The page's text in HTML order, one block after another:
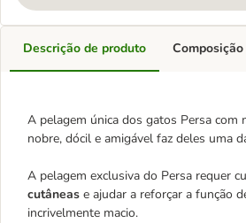
Descrição de produto
A pelagem única dos gatos Persa com
nobre, dócil e amigável faz deles uma
A pelagem exclusiva do Persa requer
cutâneas e ajudar a reforçar a função
incrivelmente macio.
Composição